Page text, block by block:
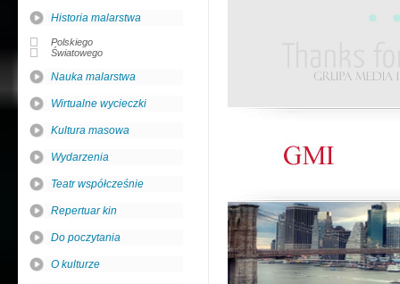
Historia malarstwa
Polskiego
Światowego
Nauka malarstwa
Wirtualne wycieczki
Kultura masowa
Wydarzenia
Teatr współcześnie
Repertuar kin
Do poczytania
O kulturze